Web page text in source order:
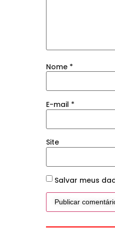
Nome *
E-mail *
Site
Salvar meus